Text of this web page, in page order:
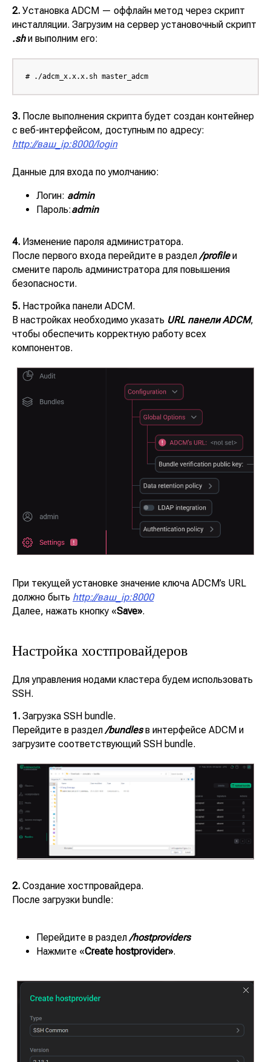
2. Установка ADCM — оффлайн метод через скрипт
инсталляции. Загрузим на сервер установочный скрипт
.shи выполним его:
# ./adcm_x.x.x.sh master_adcm
3. После выполнения скрипта будет создан контейнер
с веб-интерфейсом, доступным по адресу:
http://ваш_ip:8000/login
Данные для входа по умолчанию:
Логин: admin
Пароль:admin
4. Изменение пароля администратора.
После первого входа перейдите в раздел/profileи
смените пароль администратора для повышения
безопасности.
5. Настройка панели ADCM.
В настройках необходимо указать URL панели ADCM,
чтобы обеспечить корректную работу всех
компонентов.
При текущей установке значение ключа ADCM’s URL
должно быть http://ваш_ip:8000
Далее, нажать кнопку «Save».
Настройка хостпровайдеров
Для управления нодами кластера будем использовать
SSH.
1. Загрузка SSH bundle.
Перейдите в раздел/bundlesв интерфейсе ADCM и
загрузите соответствующий SSH bundle.
2. Создание хостпровайдера.
После загрузки bundle:
Перейдите в раздел/hostproviders
Нажмите «Create hostprovider».